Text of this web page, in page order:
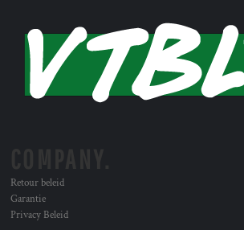
Retour beleid
Garantie
Privacy Beleid